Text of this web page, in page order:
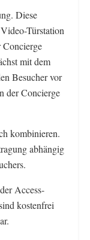
Diese
Türstation
Concierge
mit dem
Besucher vor
der Concierge
kombinieren.
abhängig
Access-
kostenfrei